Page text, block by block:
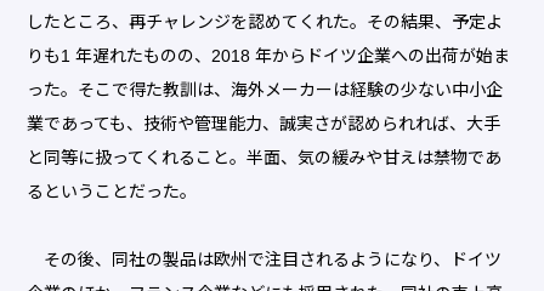
したところ、再チャレンジを認めてくれた。その結果、予定よ
りも1 年遅れたものの、2018 年からドイツ企業への出荷が始ま
った。そこで得た教訓は、海外メーカーは経験の少ない中小企
業であっても、技術や管理能力、誠実さが認められれば、大手
と同等に扱ってくれること。半面、気の緩みや甘えは禁物であ
るということだった。
その後、同社の製品は欧州で注目されるようになり、ドイツ